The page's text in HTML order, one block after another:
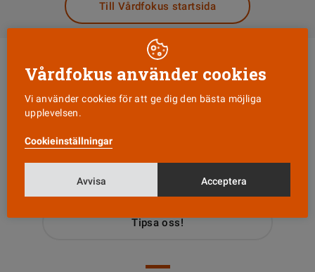
Till Vårdfokus startsida
Läs senaste numret
Tipsa oss!
Vårdfokus använder cookies
Vi använder cookies för att ge dig den bästa möjliga
upplevelsen.
Cookieinställningar
Avvisa Acceptera